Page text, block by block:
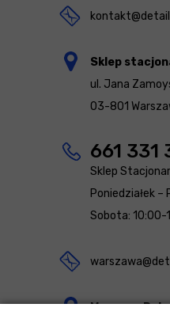
Sklep
ul. Jana
03-801
661 331
Sklep
Poniedziałek
Sobota: 10:00-
Magazyn